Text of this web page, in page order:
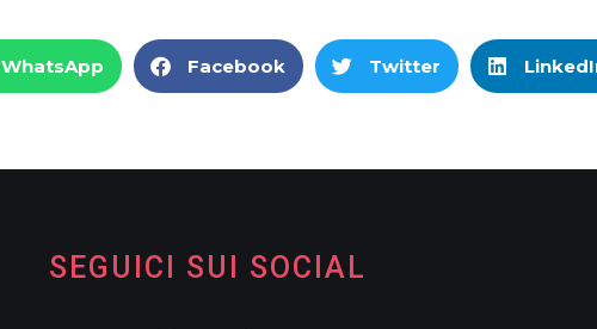
WhatsApp Facebook Twitter
SEGUICI SUI SOCIAL